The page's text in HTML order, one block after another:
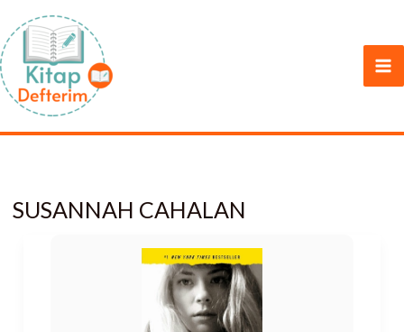
atla
SUSANNAH CAHALAN